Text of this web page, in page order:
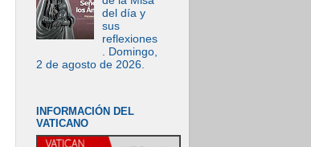
del día y
sus
reflexiones
. Domingo,
2 de agosto de 2026.
INFORMACIÓN DEL
VATICANO